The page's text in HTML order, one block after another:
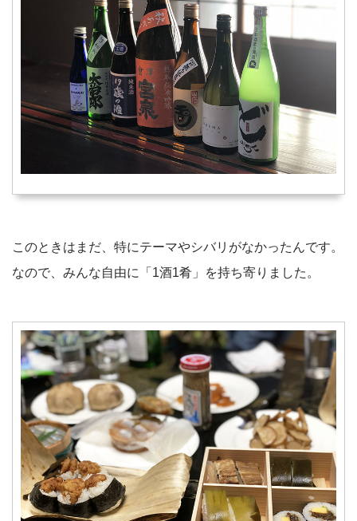
このときはまだ、特にテーマやシバリがなかったんです。
なので、みんな自由に「1酒1肴」を持ち寄りました。